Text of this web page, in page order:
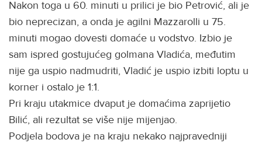
Nakon toga u 60. minuti u prilici je bio Petrović, ali je
bio neprecizan, a onda je agilni Mazzarolli u 75.
minuti mogao dovesti domaće u vodstvo. Izbio je
sam ispred gostujućeg golmana Vladića, međutim
nije ga uspio nadmudriti, Vladić je uspio izbiti loptu u
korner i ostalo je 1:1.
Pri kraju utakmice dvaput je domaćima zaprijetio
Bilić, ali rezultat se više nije mijenjao.
Podjela bodova je na kraju nekako najpravedniji